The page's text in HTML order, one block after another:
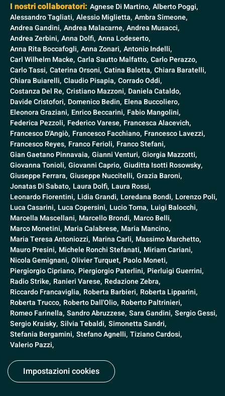
I nostri collaboratori: Agnese Di Martino, Alberto Poggi,
Alessandro Tagliati, Alessio Miglietta, Ambra Simeone,
Andrea Gandini, Andrea Malacarne, Andrea Musacci,
Andrea Zerbini, Anna Dolfi, Anna Lodeserto,
Anna Rita Boccafogli, Anna Zonari, Antonio Indelli,
Carl Wilhelm Macke, Carla Sautto Malfatto, Carlo Perazzo,
Carlo Tassi, Caterina Orsoni, Catina Balotta, Chiara Baratelli,
Chiara Buiarelli, Claudio Pisapia, Corrado Oddi,
Costanza Del Re, Cristiano Mazzoni, Daniela Cataldo,
Davide Cristofori, Domenico Bedin, Elena Buccoliero,
Eleonora Graziani, Enrico Beccarini, Fabio Mangolini,
Federica Pezzoli, Federico Varese, Francesca Alacevich,
Francesco D'Angiò, Francesco Facchiano, Francesco Lavezzi,
Francesco Reyes, Franco Ferioli, Franco Stefani,
Gian Gaetano Pinnavaia, Gianni Venturi, Giorgia Mazzotti,
Giovanna Tonioli, Giovanni Caprio, Giuditta Isotti Rosowsky,
Giuseppe Ferrara, Giuseppe Nuccitelli, Grazia Baroni,
Jonatas Di Sabato, Laura Dolfi, Laura Rossi,
Leonardo Fiorentini, Lidia Grandi, Loredana Bondi, Lorenzo Poli,
Luca Casarini, Luca Copersini, Lucio Toma, Luigi Balocchi,
Marcella Mascellani, Marcello Brondi, Marco Belli,
Marco Monetini, Maria Calabrese, Maria Mancino,
Maria Teresa Antoniozzi, Marina Carli, Massimo Marchetto,
Mauro Presini, Michele Ronchi Stefanati, Miriam Cariani,
Nicola Gemignani, Olivier Turquet, Paolo Moneti,
Piergiorgio Cipriano, Piergiorgio Paterlini, Pierluigi Guerrini,
Radio Strike, Ranieri Varese, Redazione Zebra,
Riccardo Francaviglia, Roberta Barbieri, Roberta Lipparini,
Roberta Trucco, Roberto Dall'Olio, Roberto Paltrinieri,
Romeo Farinella, Sandro Abruzzese, Sara Gandini, Sergio Gessi,
Sergio Kraisky, Silvia Tebaldi, Simonetta Sandri,
Stefania Bergamini, Stefano Agnelli, Tiziano Cardosi,
Valerio Pazzi,
Impostazioni cookies